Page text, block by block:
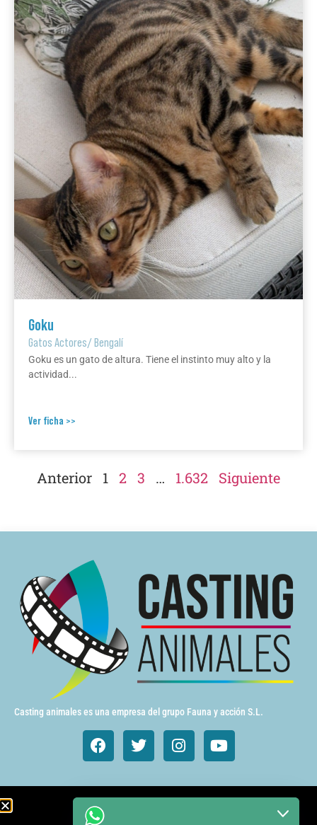
Goku
Gatos Actores/Bengalí
Goku es un gato de altura. Tiene el instinto muy alto y la
actividad...
Ver ficha >>
Anterior 1 2 3 … 1.632 Siguiente
Casting animales es una empresa del grupo Fauna y acción S.L.
Animales de cine y TV